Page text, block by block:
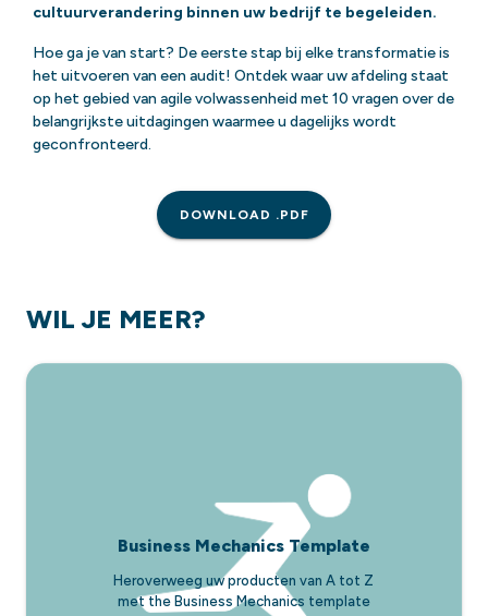
cultuurverandering binnen uw bedrijf te begeleiden.
Hoe ga je van start? De eerste stap bij elke transformatie is
het uitvoeren van een audit! Ontdek waar uw afdeling staat
op het gebied van agile volwassenheid met 10 vragen over de
belangrijkste uitdagingen waarmee u dagelijks wordt
geconfronteerd.
DOWNLOAD .PDF
WIL JE MEER?
Business Mechanics Template
Heroverweeg uw producten van A tot Z
met the Business Mechanics template